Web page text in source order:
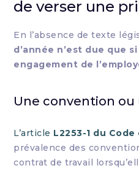
de verser une
En l’absence de texte
d’année n’est due que
engagement de
Une convention
L’article L2253-1 du
prévalence des
contrat de travail